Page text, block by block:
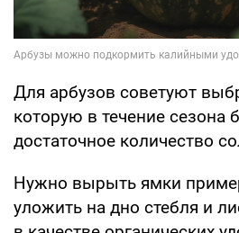
Для арбузов советуют
которую в течение сезона
достаточное количество
Нужно вырыть ямки
уложить на дно стебля и